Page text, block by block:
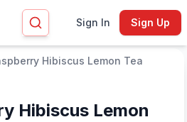
Sign In Sign Up
Hibiscus Lemon Tea
Hibiscus Lemon